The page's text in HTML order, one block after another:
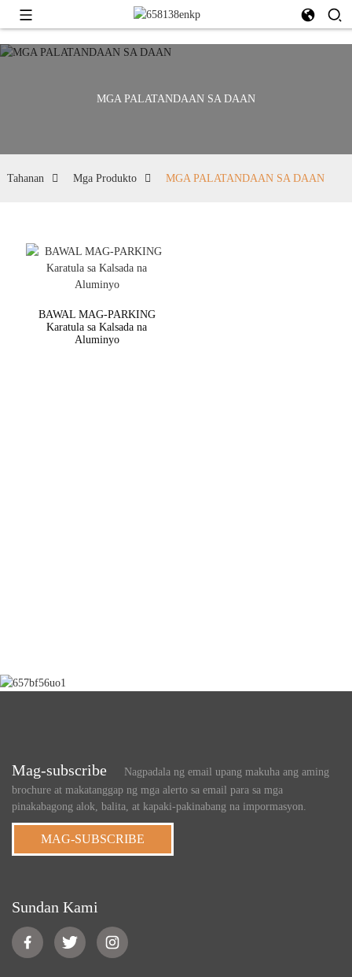
MGA PALATANDAAN SA DAAN
Tahanan Mga Produkto MGA PALATANDAAN SA DAAN
BAWAL MAG-PARKING
Karatula sa Kalsada na
Aluminyo
Mag-subscribe
Nagpadala ng email upang makuha ang aming
brochure at makatanggap ng mga alerto sa email para sa mga
pinakabagong alok, balita, at kapaki-pakinabang na impormasyon.
MAG-SUBSCRIBE
Sundan Kami